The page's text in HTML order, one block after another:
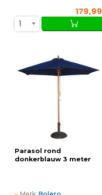
179,99
1
Parasol rond
donkerblauw 3 meter